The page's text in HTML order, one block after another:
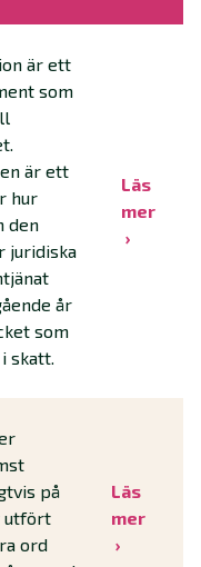
är ett
som
är ett
hur
den
juridiska
år
som
skatt.
Läs
mer
på
utfört
ord
Läs
mer